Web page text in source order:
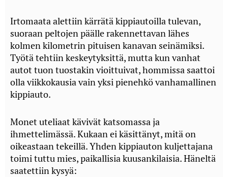
Irtomaata alettiin kärrätä kippiautoilla tulevan,
suoraan peltojen päälle rakennettavan lähes
kolmen kilometrin pituisen kanavan seinämiksi.
Työtä tehtiin keskeytyksittä, mutta kun vanhat
autot tuon tuostakin vioittuivat, hommissa saattoi
olla viikkokausia vain yksi pienehkö vanhamallinen
kippiauto.
Monet uteliaat kävivät katsomassa ja
ihmettelimässä. Kukaan ei käsittänyt, mitä on
oikeastaan tekeillä. Yhden kippiauton kuljettajana
toimi tuttu mies, paikallisia kuusankilaisia. Häneltä
saatettiin kysyä: